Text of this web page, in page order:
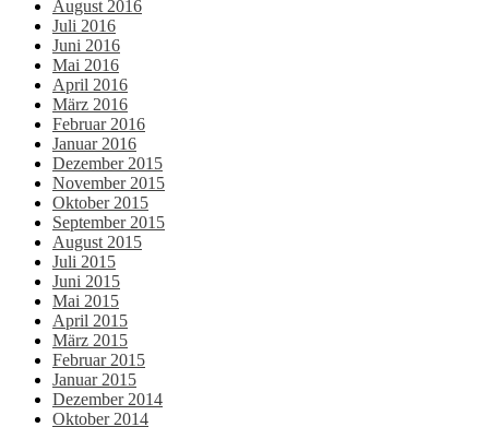
August 2016
Juli 2016
Juni 2016
Mai 2016
April 2016
März 2016
Februar 2016
Januar 2016
Dezember 2015
November 2015
Oktober 2015
September 2015
August 2015
Juli 2015
Juni 2015
Mai 2015
April 2015
März 2015
Februar 2015
Januar 2015
Dezember 2014
Oktober 2014